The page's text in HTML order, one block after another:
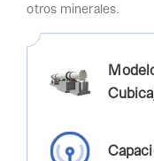
otros minerales.